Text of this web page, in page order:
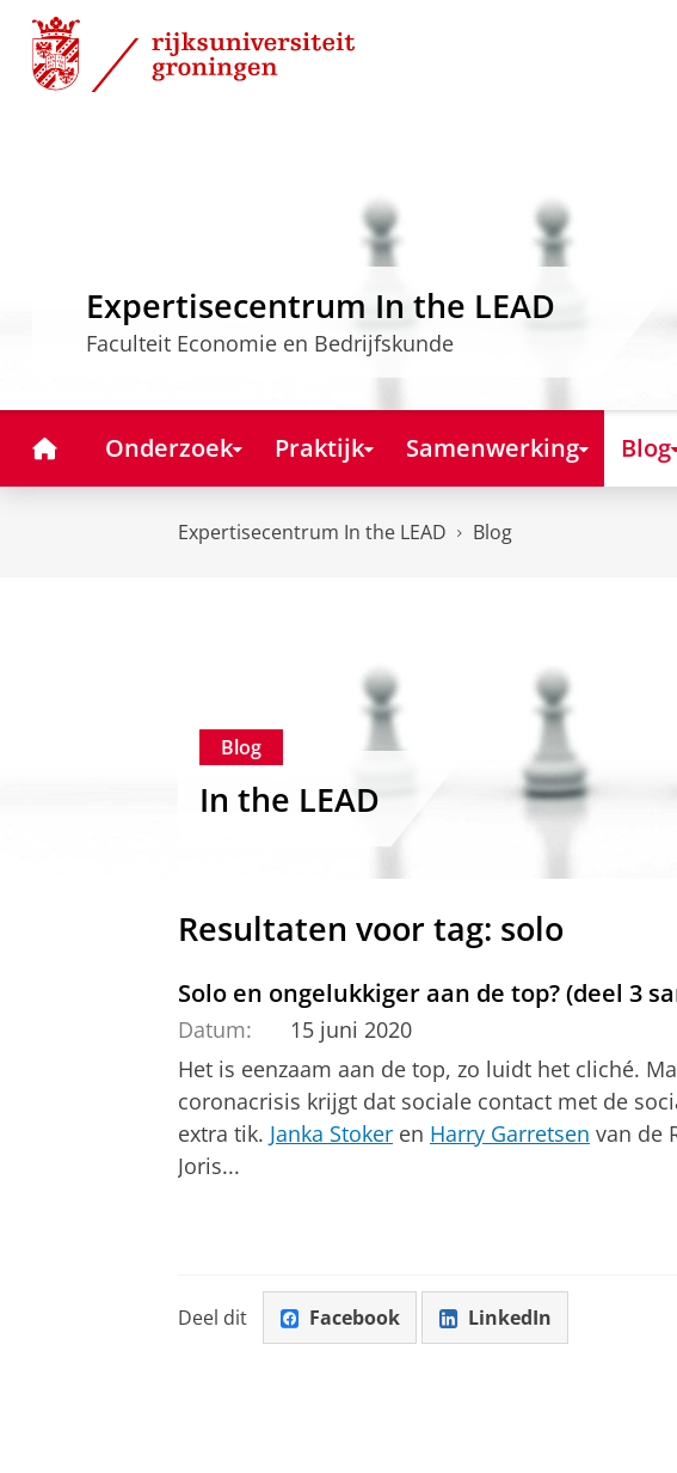
Skip
Content
Skip
Navigation
Expertisecentrum In the LEAD
Faculteit Economie en Bedrijfskunde
HomeOnderzoek Praktijk Samenwerking Blog
Expertisecentrum In the LEAD Blog
Blog
In the LEAD
Resultaten voor tag: solo
Solo en ongelukkiger aan de top? (deel 3
Datum:
15 juni 2020
Het is eenzaam aan de top, zo luidt het cliché.
coronacrisis krijgt dat sociale contact met de
extra tik. Janka Stoker en Harry Garretsen van de
Joris...
Deel dit Facebook LinkedIn